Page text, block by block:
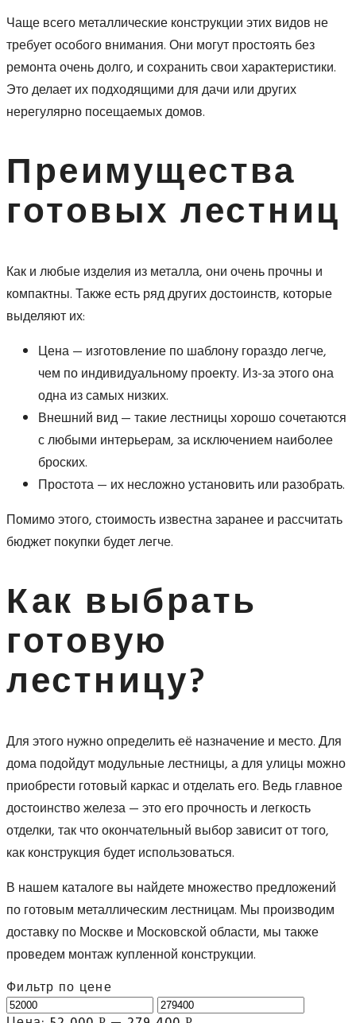
Чаще всего металлические конструкции этих видов не
требует особого внимания. Они могут простоять без
ремонта очень долго, и сохранить свои характеристики.
Это делает их подходящими для дачи или других
нерегулярно посещаемых домов.
Преимущества
готовых лестниц
Как и любые изделия из металла, они очень прочны и
компактны. Также есть ряд других достоинств, которые
выделяют их:
Цена — изготовление по шаблону гораздо легче,
чем по индивидуальному проекту. Из-за этого она
одна из самых низких.
Внешний вид — такие лестницы хорошо сочетаются
с любыми интерьерам, за исключением наиболее
броских.
Простота — их несложно установить или разобрать.
Помимо этого, стоимость известна заранее и рассчитать
бюджет покупки будет легче.
Как выбрать
готовую
лестницу?
Для этого нужно определить её назначение и место. Для
дома подойдут модульные лестницы, а для улицы можно
приобрести готовый каркас и отделать его. Ведь главное
достоинство железа — это его прочность и легкость
отделки, так что окончательный выбор зависит от того,
как конструкция будет использоваться.
В нашем каталоге вы найдете множество предложений
по готовым металлическим лестницам. Мы производим
доставку по Москве и Московской области, мы также
проведем монтаж купленной конструкции.
Фильтр по цене